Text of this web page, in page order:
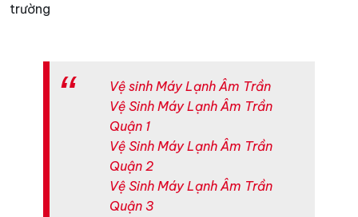
trường
Vệ sinh Máy Lạnh Âm Trần
Vệ Sinh Máy Lạnh Âm Trần
Quận 1
Vệ Sinh Máy Lạnh Âm Trần
Quận 2
Vệ Sinh Máy Lạnh Âm Trần
Quận 3